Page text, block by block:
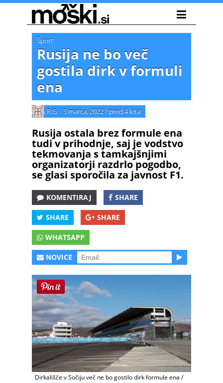
Šport
Rusija ne bo več
gostila dirk v formuli
ena
R.G. 3 marca, 2022/ pred 4 leta
Rusija ostala brez formule ena
tudi v prihodnje, saj je vodstvo
tekmovanja s tamkajšnjimi
organizatorji razdrlo pogodbo,
se glasi sporočila za javnost F1.
KOMENTIRAJ SHARE
SHARE SHARE
WHATSAPP
NOVICE
Dirkališče v Sočiju več ne bo gostilo dirk formule ena /